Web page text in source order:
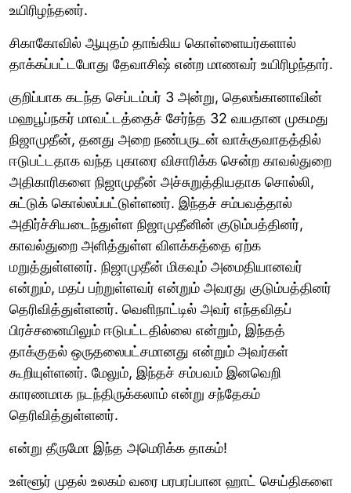
உயிரிழந்தனர்.
சிகாகோவில் ஆயுதம் தாங்கிய கொள்ளையர்களால்
தாக்கப்பட்டபோது தேவாசிஷ் என்ற மாணவர் உயிரிழந்தார்.
குறிப்பாக கடந்த செப்டம்பர் 3 அன்று, தெலங்கானாவின்
மஹபூப்நகர் மாவட்டத்தைச் சேர்ந்த 32 வயதான முகமது
நிஜாமுதீன், தனது அறை நண்பருடன் வாக்குவாதத்தில்
ஈடுபட்டதாக வந்த புகாரை விசாரிக்க சென்ற காவல்துறை
அதிகாரிகளை நிஜாமுதீன் அச்சுறுத்தியதாக சொல்லி,
சுட்டுக் கொல்லப்பட்டுள்ளனர். இந்தச் சம்பவத்தால்
அதிர்ச்சியடைந்துள்ள நிஜாமுதீனின் குடும்பத்தினர்,
காவல்துறை அளித்துள்ள விளக்கத்தை ஏற்க
மறுத்துள்ளனர். நிஜாமுதீன் மிகவும் அமைதியானவர்
என்றும், மதப் பற்றுள்ளவர் என்றும் அவரது குடும்பத்தினர்
தெரிவித்துள்ளனர். வெளிநாட்டில் அவர் எந்தவிதப்
பிரச்சனையிலும் ஈடுபட்டதில்லை என்றும், இந்தத்
தாக்குதல் ஒருதலைபட்சமானது என்றும் அவர்கள்
கூறியுள்ளனர். மேலும், இந்தச் சம்பவம் இனவெறி
காரணமாக நடந்திருக்கலாம் என்று சந்தேகம்
தெரிவித்துள்ளனர்.
என்று தீருமோ இந்த அமெரிக்க தாகம்!
உள்ளூர் முதல் உலகம் வரை பரபரப்பான ஹாட் செய்திகளை